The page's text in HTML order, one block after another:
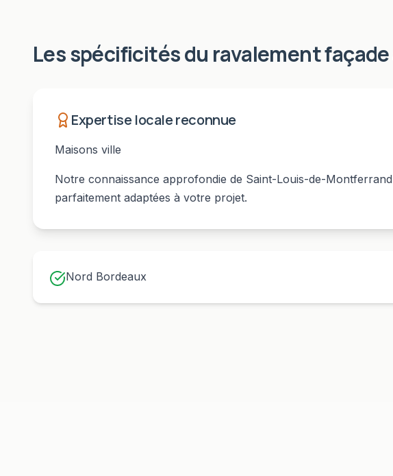
Les spécificités du ravalement façade
Expertise locale reconnue
Maisons ville
Notre connaissance approfondie de Saint-Louis-de-Montferrand
parfaitement adaptées à votre projet.
Nord Bordeaux